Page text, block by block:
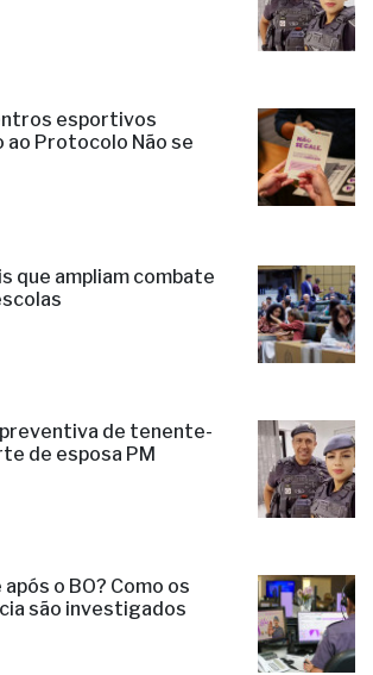
esportivos
ao Protocolo Não se
que ampliam combate
preventiva de tenente-
de esposa PM
o BO? Como os
são investigados